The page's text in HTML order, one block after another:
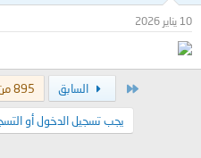
10 يناير 2026
السابق 895 من 1034
يجب تسجيل الدخول أو